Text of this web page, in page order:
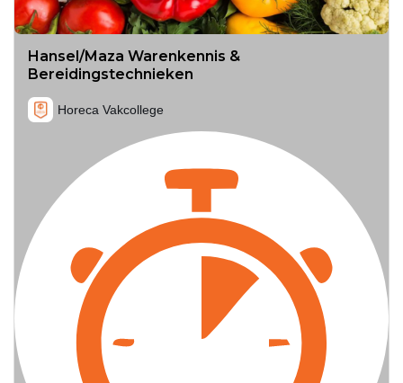
Hansel/Maza Warenkennis &
Bereidingstechnieken
Horeca Vakcollege